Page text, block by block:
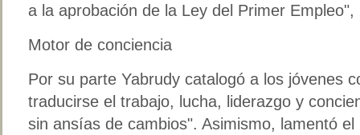
a la aprobación de la Ley del Primer Empleo",
Motor de conciencia
Por su parte Yabrudy catalogó a los jóvenes
traducirse el trabajo, lucha, liderazgo y
sin ansías de cambios". Asimismo, lamentó